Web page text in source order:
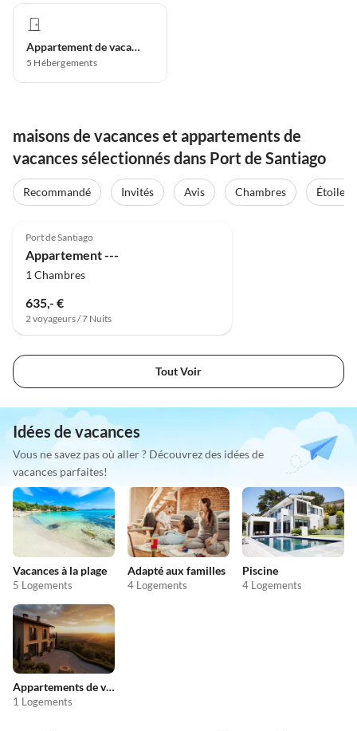
Appartement de vacances
5 Hébergements
maisons de vacances et appartements de
vacances sélectionnés dans Port de Santiago
Recommandé Invités Avis Chambres Étoiles
Port de Santiago
Appartement ---
1 Chambres
635,- €
2 voyageurs / 7 Nuits
Tout Voir
Idées de vacances
Vous ne savez pas où aller ? Découvrez des idées de
vacances parfaites!
Vacances à la plage
5 Logements
Adapté aux familles
4 Logements
Piscine
4 Logements
Appartements de vacances pas chers
1 Logements